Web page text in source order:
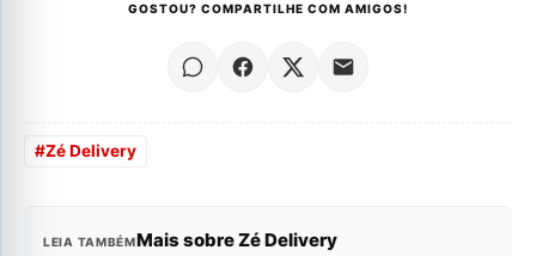
GOSTOU? COMPARTILHE COM AMIGOS!
#Zé Delivery
LEIA TAMBÉMMais sobre Zé Delivery